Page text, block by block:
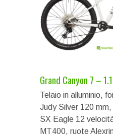
Grand Canyon 7 –
Telaio in alluminio,
Judy Silver 120
SX Eagle 12
MT400, ruote